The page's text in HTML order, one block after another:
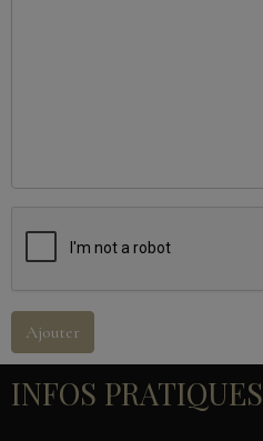
Ajouter
INFOS PRATIQUES